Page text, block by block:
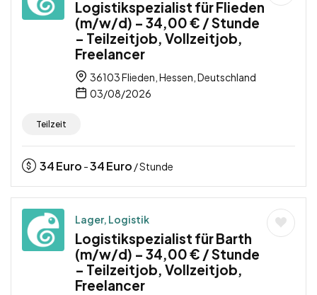
Logistikspezialist für Flieden
(m/w/d) – 34,00 € / Stunde
– Teilzeitjob, Vollzeitjob,
Freelancer
36103 Flieden, Hessen, Deutschland
03/08/2026
Teilzeit
34Euro -34Euro / Stunde
Lager, Logistik
Logistikspezialist für Barth
(m/w/d) – 34,00 € / Stunde
– Teilzeitjob, Vollzeitjob,
Freelancer